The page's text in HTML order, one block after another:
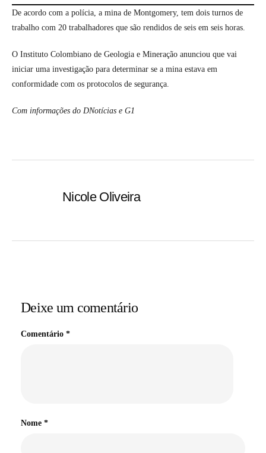
De acordo com a polícia, a mina de Montgomery, tem dois turnos de
trabalho com 20 trabalhadores que são rendidos de seis em seis horas.
O Instituto Colombiano de Geologia e Mineração anunciou que vai
iniciar uma investigação para determinar se a mina estava em
conformidade com os protocolos de segurança.
Com informações do DNotícias e G1
Nicole Oliveira
Deixe um comentário
Comentário *
Nome *